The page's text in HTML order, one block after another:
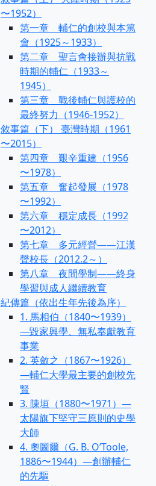
〜1952）
第一章 輔仁的創校與本篤
會（1925～1933）
第二章 聖言會接辦與抗戰
時期的輔仁（1933～
1945）
第三章 戰後輔仁與護校的
最終努力（1946-1952）
敘事篇（下） 臺灣時期（1961
〜2015）
第四章 艱辛重建（1956
〜1978）
第五章 奮起發展（1978
〜1992）
第六章 穩定成長（1992
〜2012）
第七章 多元經營——江漢
聲校長（2012.2～）
第八章 夜間學制——終身
學習與成人繼續教育
紀傳篇（依出生年先後為序）
1. 馬相伯（1840〜1939）
—毀家興學、無私奉獻教育
事業
2. 英斂之（1867〜1926）
—輔仁大學最主要的創校先
賢
3. 陳垣（1880〜1971）—
太陽旗下堅守三原則的史學
大師
4. 奧圖爾（G. B. O’Toole,
1886〜1944）—創辦輔仁
的先驅